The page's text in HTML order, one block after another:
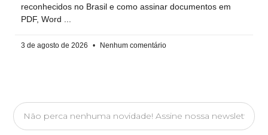
reconhecidos no Brasil e como assinar documentos em
PDF, Word
3 de agosto de 2026 Nenhum comentário